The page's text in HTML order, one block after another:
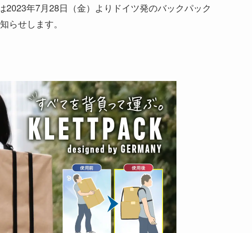
2023年7月28日（金）よりドイツ発のバックパック
らせします。